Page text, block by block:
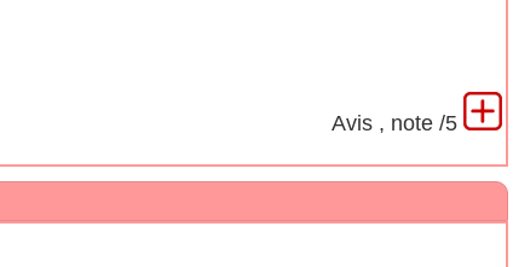
Avis , note /5